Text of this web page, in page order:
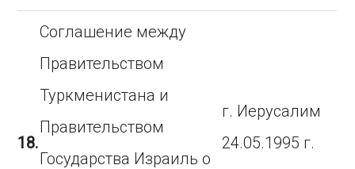
18.
Соглашение между
Правительством
Туркменистана и
Правительством
Государства Израиль о
г. Иерусалим
24.05.1995 г.